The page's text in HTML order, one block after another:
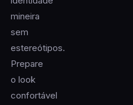
mineira
sem
estereótipos.
Prepare
o look
confortável